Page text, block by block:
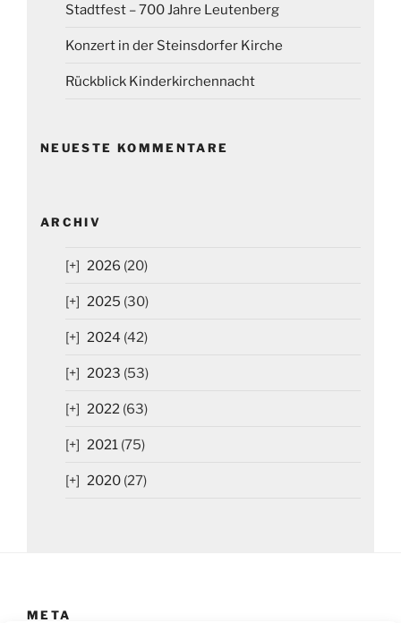
Stadtfest – 700 Jahre Leutenberg
Konzert in der Steinsdorfer Kirche
Rückblick Kinderkirchennacht
NEUESTE KOMMENTARE
ARCHIV
2026 (20)
2025 (30)
2024 (42)
2023 (53)
2022 (63)
2021 (75)
2020 (27)
META